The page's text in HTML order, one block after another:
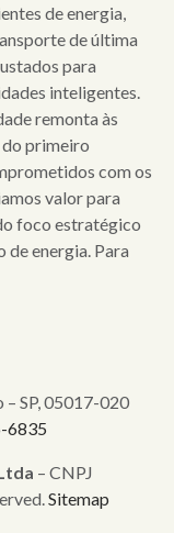
de energia,
de última
para
inteligentes.
remonta às
do primeiro
com os
valor para
foco estratégico
energia. Para
– SP, 05017-020
6835
– CNPJ
Sitemap